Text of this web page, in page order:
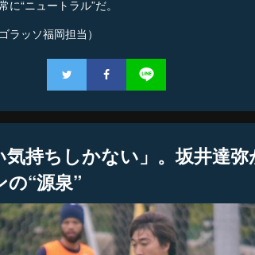
“ニュートラル”だ。
ラッソ福岡担当）
気持ちしかない」。坂井達
“源泉”